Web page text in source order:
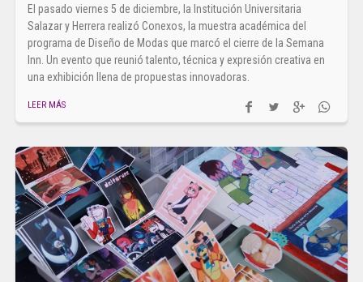
El pasado viernes 5 de diciembre, la Institución Universitaria
Salazar y Herrera realizó Conexos, la muestra académica del
programa de Diseño de Modas que marcó el cierre de la Semana
Inn. Un evento que reunió talento, técnica y expresión creativa en
una exhibición llena de propuestas innovadoras.
LEER MÁS